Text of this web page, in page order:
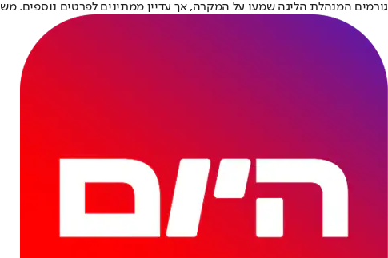
גורמים המנהלת הליגה שמעו על המקרה, אך עדיין ממתינים לפרטים נוספים.